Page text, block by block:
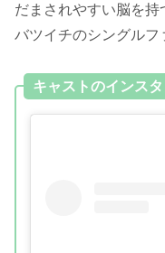
だまされやすい脳を持
バツイチのシングルフ
キャストのインス